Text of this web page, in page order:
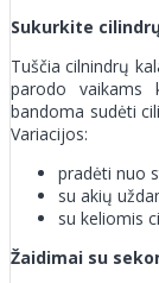
Sukurkite
Tuščia cilnindrų
parodo vaikams
bandoma sudėti
Variacijos:
pradėti nuo
su akių
su keliomis
Žaidimai su